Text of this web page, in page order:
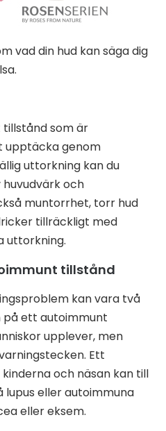
vad din hud kan säga dig
som är
upptäcka genom
uttorkning kan du
och
muntorrhet, torr hud
tillräckligt med
uttorkning.
tillstånd
kan vara två
på ett autoimmunt
upplever, men
Ett
och näsan kan till
eller autoimmuna
eller eksem.